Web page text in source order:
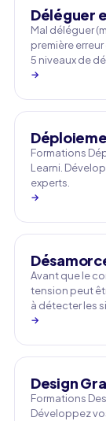
Déléguer
Mal déléguer
première
5 niveaux de
→
Formations
Learni.
experts.
→
Avant que le
tension peut
à détecter les
→
Design
Formations
Développez